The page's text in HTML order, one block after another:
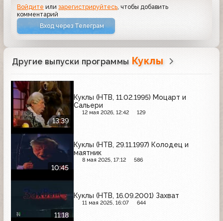
Войдите илизарегистрируйтесь , чтобы добавить
комментарий
Вход через Телеграм
Другие выпуски программы Куклы
13:39
Куклы (НТВ, 11.02.1995) Моцарт и
Сальери
12 мая 2026, 12:42 129
10:45
Куклы (НТВ, 29.11.1997) Колодец и
маятник
8 мая 2025, 17:12 586
11:18
Куклы (НТВ, 16.09.2001) Захват
11 мая 2025, 16:07 644